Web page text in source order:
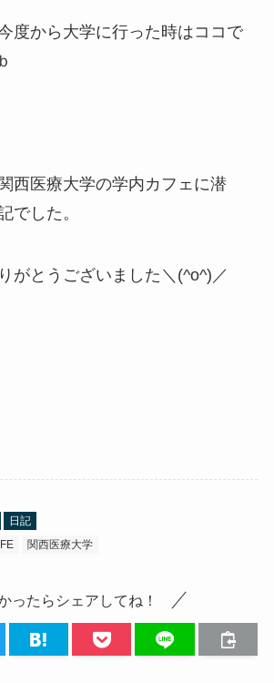
度から大学に行った時はココで
西医療大学の学内カフェに潜
でした。
がとうございました＼(^o^)／
日記
関西医療大学
ったらシェアしてね！